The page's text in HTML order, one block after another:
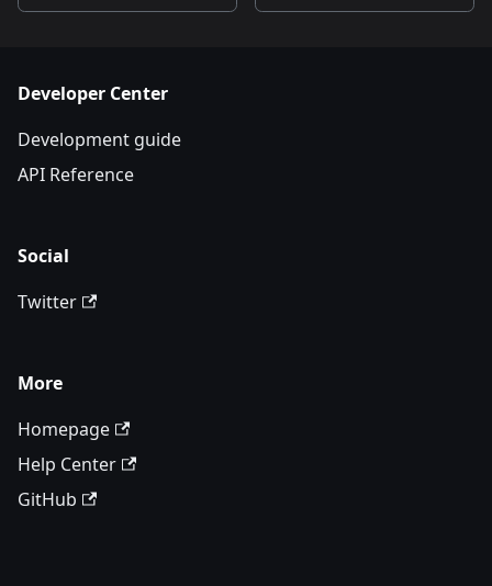
Developer Center
Development guide
API Reference
Social
Twitter
More
Homepage
Help Center
GitHub